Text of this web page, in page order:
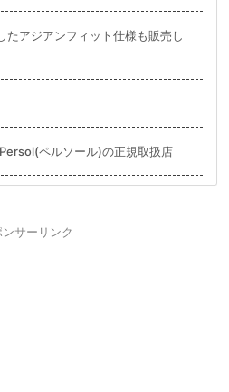
たアジアンフィット仕様も販売し
ペルソール)の正規取扱店
ンサーリンク